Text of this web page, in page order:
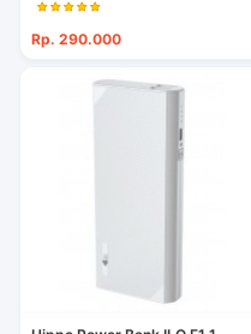
Rp. 290.000